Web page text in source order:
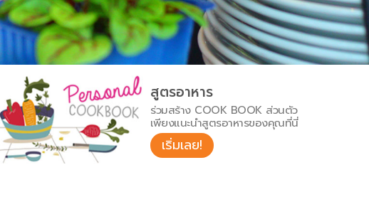
สูตรอาหาร
ร่วมสร้าง COOK BOOK ส่วนตัว
เพียงแนะนำสูตรอาหารของคุณที่นี่
เริ่มเลย!